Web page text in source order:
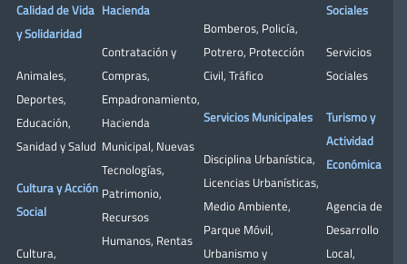
Calidad de Vida
y Solidaridad
Animales,
Deportes,
Educación,
Sanidad y Salud
Cultura y Acción
Social
Cultura,
Hacienda
Contratación y
Compras,
Empadronamiento,
Hacienda
Municipal, Nuevas
Tecnologías,
Patrimonio,
Recursos
Humanos, Rentas
Bomberos, Policía,
Potrero, Protección
Civil, Tráfico
Servicios Municipales
Disciplina Urbanística,
Licencias Urbanísticas,
Medio Ambiente,
Parque Móvil,
Urbanismo y
Sociales
Servicios
Sociales
Turismo y
Actividad
Económica
Agencia de
Desarrollo
Local,